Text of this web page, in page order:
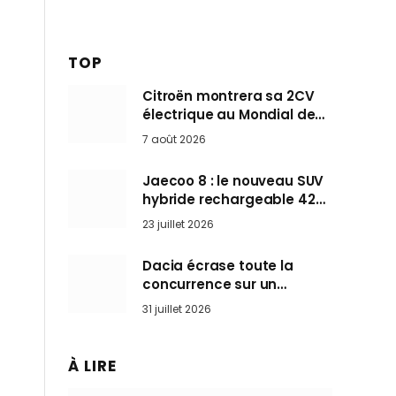
TOP
Citroën montrera sa 2CV
électrique au Mondial de
Paris pendant que BMW et
7 août 2026
Jaecoo 8 : le nouveau SUV
hybride rechargeable 428
ch qui vise l’Audi Q7 arrive
en Europe cet automne
23 juillet 2026
Dacia écrase toute la
concurrence sur un
marché où personne ne
l’attendait
31 juillet 2026
À LIRE